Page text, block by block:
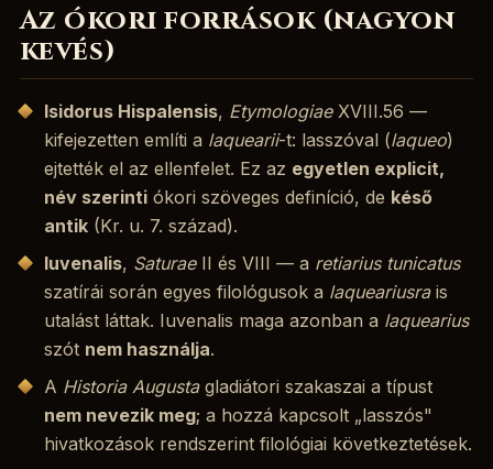
Az ókori források (nagyon
kevés)
Isidorus Hispalensis, EtymologiaeXVIII.56 —
kifejezetten említi a laquearii-t: lasszóval (laqueo)
ejtették el az ellenfelet. Ez az egyetlen explicit,
név szerinti ókori szöveges definíció, de késő
antik (Kr. u. 7. század).
Iuvenalis, SaturaeII és VIII — a retiarius tunicatus
szatírái során egyes filológusok a laqueariusrais
utalást láttak. Iuvenalis maga azonban a laquearius
szót nem használja.
A Historia Augustagladiátori szakaszai a típust
nem nevezik meg; a hozzá kapcsolt „lasszós"
hivatkozások rendszerint filológiai következtetések.